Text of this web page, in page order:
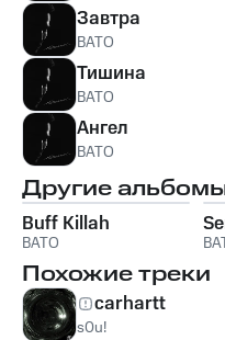
Завтра
BATO
Тишина
BATO
Ангел
BATO
Другие
Buff Killah
BATO
Похожие треки
carhartt
s0u!